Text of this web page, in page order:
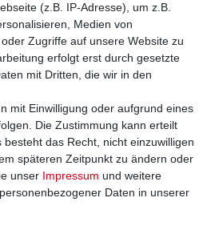
Kontakt
(z.B. IP-Adresse), um z.B.
Medien von
Zugriffe auf unsere Website zu
erfolgt erst durch gesetzte
mit Dritten, die wir in den
mit Einwilligung oder aufgrund eines
Die Zustimmung kann erteilt
das Recht, nicht einzuwilligen
späteren Zeitpunkt zu ändern oder
unser Impressum und weitere
Daten in unserer